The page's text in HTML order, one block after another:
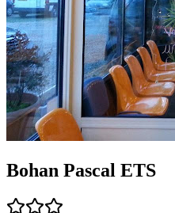
Bohan Pascal ETS